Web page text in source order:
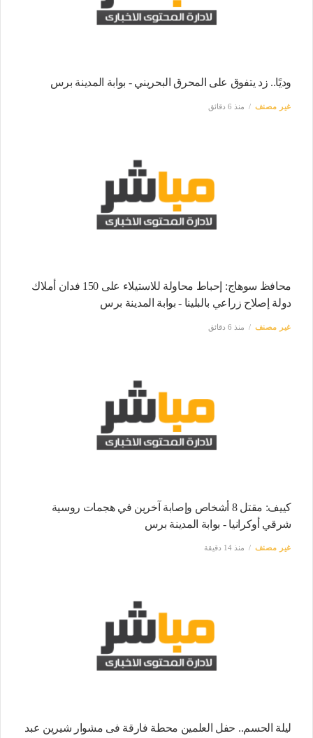
وديًا.. زد يتفوق على المحرق البحريني - بوابة المدينة برس
غير مصنف منذ 6 دقائق
محافظ سوهاج: إحباط محاولة للاستيلاء على 150 فدان أملاك
دولة إصلاح زراعي بالبلينا - بوابة المدينة برس
غير مصنف منذ 6 دقائق
كييف: مقتل 8 أشخاص وإصابة آخرين في هجمات روسية
شرقي أوكرانيا - بوابة المدينة برس
غير مصنف منذ 14 دقيقة
ليلة الحسم.. حفل العلمين محطة فارقة فى مشوار شيرين عبد